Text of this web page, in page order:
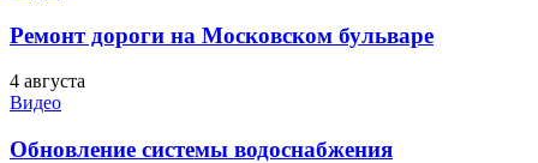
Ремонт дороги на Московском бульваре
4 августа
Видео
Обновление системы водоснабжения